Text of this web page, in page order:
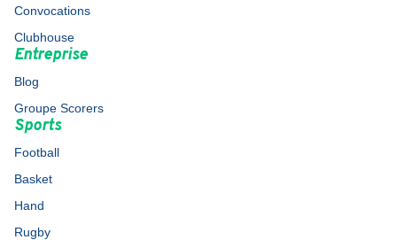
Convocations
Clubhouse
Entreprise
Blog
Groupe Scorers
Sports
Football
Basket
Hand
Rugby